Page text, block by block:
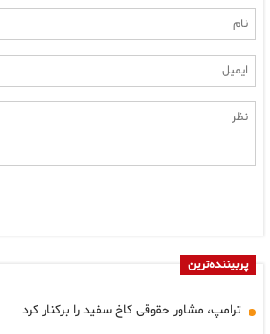
پربیننده‌ترین
ترامپ، مشاور حقوقی کاخ سفید را برکنار کرد